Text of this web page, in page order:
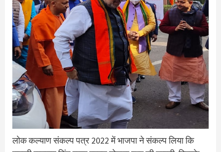
लोक कल्याण संकल्प पत्र 2022 में भाजपा ने संकल्प लिया कि